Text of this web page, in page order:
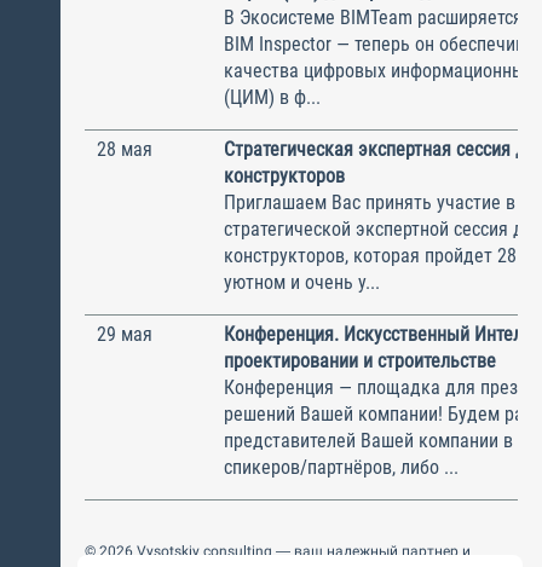
В Экосистеме BIMTeam расширяется
BIM Inspector — теперь он
качества цифровых информационных
(ЦИМ) в ф...
28 мая
Стратегическая экспертная сессия
конструкторов
Приглашаем Вас принять участие в
стратегической экспертной сессия
конструкторов, которая пройдет 28
уютном и очень у...
29 мая
Конференция. Искусственный
проектировании и строительстве
Конференция — площадка для
решений Вашей компании! Будем
представителей Вашей компании в
спикеров/партнёров, либо ...
© 2026 Vysotskiy consulting — ваш надежный партнер и